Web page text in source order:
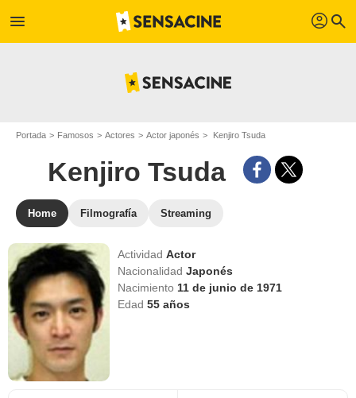
menu profil search
Portada Famosos Actores Actor japonés Kenjiro Tsuda
Kenjiro Tsuda
Home Filmografía Streaming
ActividadActor
NacionalidadJaponés
Nacimiento 11 de junio de 1971
Edad55 años